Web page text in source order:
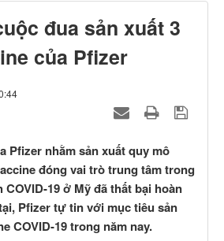
đua sản xuất 3
của Pfizer
Pfizer nhằm sản xuất quy mô
đóng vai trò trung tâm trong
COVID-19 ở Mỹ đã thất bại hoàn
Pfizer tự tin với mục tiêu sản
COVID-19 trong năm nay.